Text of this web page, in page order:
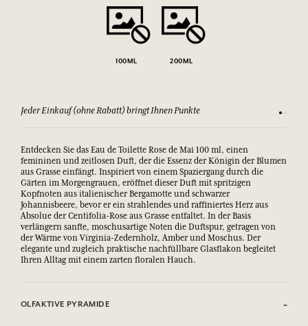
100ML 200ML
Sehen Sie sich unsere AGBs an
Entdecken Sie das Eau de Toilette Rose de Mai 100 ml, einen
femininen und zeitlosen Duft, der die Essenz der Königin der Blumen
aus Grasse einfängt. Inspiriert von einem Spaziergang durch die
Gärten im Morgengrauen, eröffnet dieser Duft mit spritzigen
Kopfnoten aus italienischer Bergamotte und schwarzer
Johannisbeere, bevor er ein strahlendes und raffiniertes Herz aus
Absolue der Centifolia-Rose aus Grasse entfaltet. In der Basis
verlängern sanfte, moschusartige Noten die Duftspur, getragen von
der Wärme von Virginia-Zedernholz, Amber und Moschus. Der
elegante und zugleich praktische nachfüllbare Glasflakon begleitet
Ihren Alltag mit einem zarten floralen Hauch.
OLFAKTIVE PYRAMIDE